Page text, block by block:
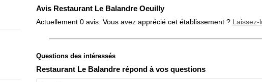
Avis Restaurant Le Balandre Oeuilly
Actuellement 0 avis. Vous avez apprécié cet établissement ? Laissez-
Note globale
Questions des intéressés
Restaurant Le Balandre répond à vos questions